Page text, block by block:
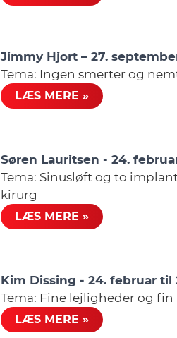
Jimmy Hjort – 27.
Tema: Ingen smerter og
LÆS MERE »
Søren Lauritsen - 24.
Tema: Sinusløft og to
kirurg
LÆS MERE »
Kim Dissing - 24. februar til
Tema: Fine lejligheder og
LÆS MERE »